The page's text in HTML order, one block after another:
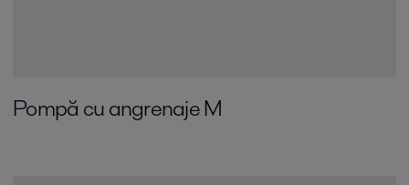
Pompă cu angrenaje M